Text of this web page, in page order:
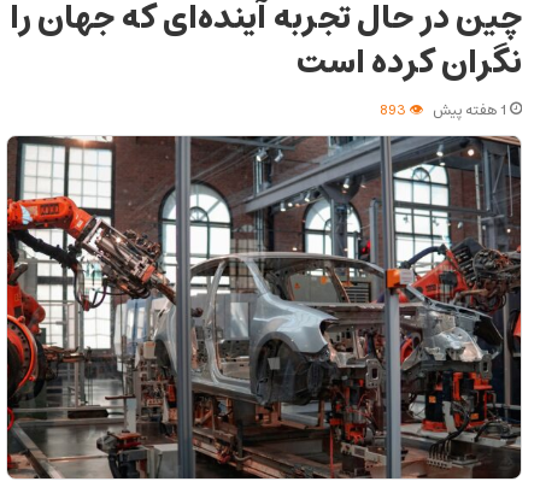
چین در حال تجربه آینده‌ای که جهان را
نگران کرده است
1 هفته پیش